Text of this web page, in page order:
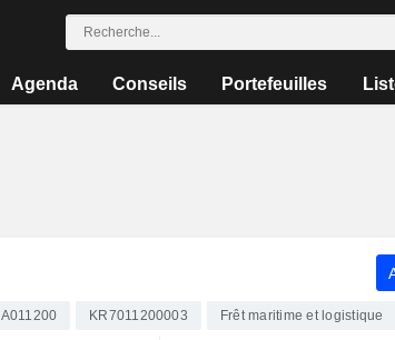
Agenda Conseils Portefeuilles
A011200 KR7011200003 Frêt maritime et logistique